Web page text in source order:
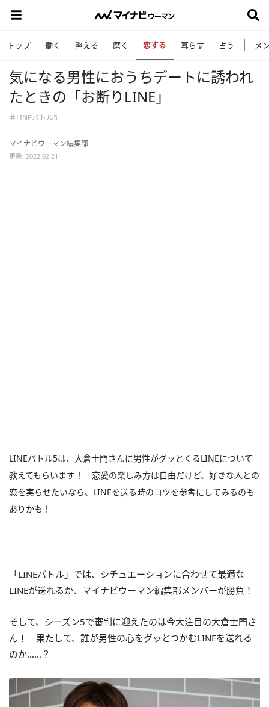
トップ 働く 整える 磨く 恋する 暮らす 占う メ
気になる男性におうちデートに誘われ
たときの「お断りLINE」
＃LINEバトル5
マイナビウーマン編集部
更新: 2022.02.21
LINEバトル5は、大倉士門さんに男性がグッとくるLINEについて
教えてもらいます！ 恋愛の楽しみ方は自由だけど、好きな人との
恋を実らせたいなら、LINEを送る時のコツを参考にしてみるのも
ありかも！
「LINEバトル」では、シチュエーションに合わせて最適な
LINEが送れるか、マイナビウーマン編集部メンバーが勝負！
そして、シーズン5で審判に迎えたのは今大注目の大倉士門さ
ん！ 果たして、誰が男性の心をグッとつかむLINEを送れる
のか……？